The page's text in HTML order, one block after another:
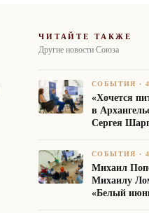
ЧИТАЙТЕ ТАКЖЕ
Другие новости Союза
СОБЫТИЯ ·
«Хочется
в
Сергея
СОБЫТИЯ ·
Михаил
Михаилу
«Белый